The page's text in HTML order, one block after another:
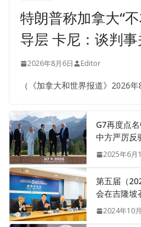
特朗普称加拿大“
导层 卡尼：谈判
2026年8月6日 Editor
（《加拿大和世界报道》2026
G7再度点
中方严厉反
2025年6月
第五届（
会在吉隆坡
2024年10